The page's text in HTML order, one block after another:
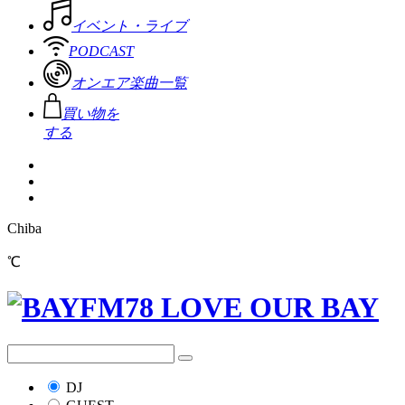
イベント・ライブ
PODCAST
オンエア楽曲一覧
買い物を
する
Chiba
℃
DJ